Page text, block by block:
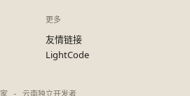
更多
友情链接
LightCode